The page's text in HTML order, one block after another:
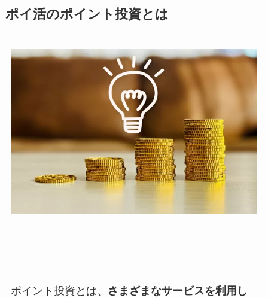
ポイ活のポイント投資とは
ポイント投資とは、
さまざまなサービスを利用し